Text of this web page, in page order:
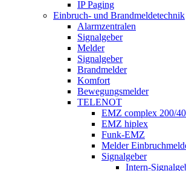
IP Paging
Einbruch- und Brandmeldetechnik
Alarmzentralen
Signalgeber
Melder
Signalgeber
Brandmelder
Komfort
Bewegungsmelder
TELENOT
EMZ complex 200/
EMZ hiplex
Funk-EMZ
Melder
Signalgeber
Intern-